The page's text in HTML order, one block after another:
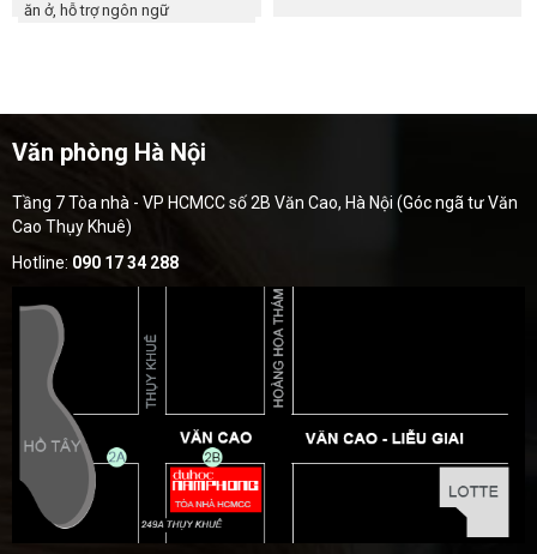
ăn ở, hỗ trợ ngôn ngữ
Văn phòng Hà Nội
Tầng 7 Tòa nhà - VP HCMCC số 2B Văn Cao, Hà Nội (Góc ngã tư Văn
Cao Thụy Khuê)
Hotline: 090 17 34 288